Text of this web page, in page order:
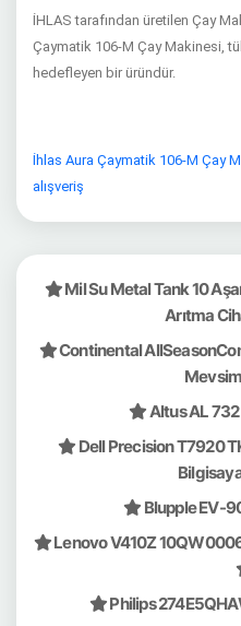
İHLAS tarafından üretilen Çay
Çaymatik 106-M Çay Makinesi,
hedefleyen bir üründür.
İhlas Aura Çaymatik 106-M Çay
alışveriş
Mil Su Metal Tank 10
Arıtma
Continental
Altus AL
Dell Precision T7920
Blupple EV-
Lenovo V410Z
Philips